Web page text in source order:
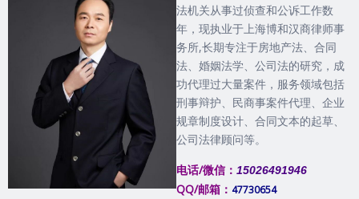
法机关从事过侦查和公诉工作数
年，现执业于上海博和汉商律师事
务所,长期专注于房地产法、合同
法、婚姻法学、公司法的研究，成
功代理过大量案件，服务领域包括
刑事辩护、民商事案件代理、企业
规章制度设计、合同文本的起草、
公司法律顾问等。
电话/微信： 15026491946
QQ/邮箱： 47730654